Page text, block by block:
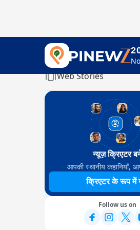
Home
Web Stories
न्यूज़ क्रिएटर
आपकी स्थानीय कहानियाँ,
क्रिएटर के रूप में
Follow us on